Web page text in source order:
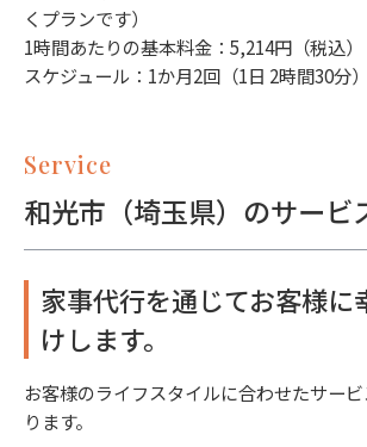
くプランです）
1時間あたりの基本料金：5,214円（税込）
スケジュール：1か月2回（1日 2時間30分
Service
和光市（埼玉県）のサービ
家事代行を通じてお客様に
けします。
お客様のライフスタイルに合わせたサー
ります。